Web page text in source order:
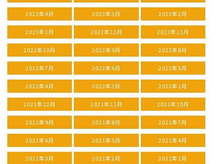
2023年4月 2023年3月 2023年2月
2023年1月 2022年12月 2022年11月
2022年10月 2022年9月 2022年8月
2022年7月 2022年6月 2022年5月
2022年4月 2022年3月 2022年1月
2021年12月 2021年11月 2021年10月
2021年9月 2021年8月 2021年7月
2021年6月 2021年5月 2021年4月
2021年3月 2021年2月 2021年1月